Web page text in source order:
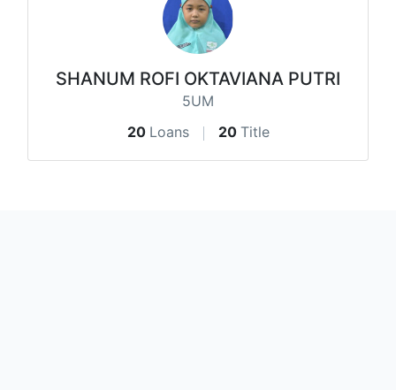
SHANUM ROFI OKTAVIANA PUTRI
5UM
20 Loans 20 Title